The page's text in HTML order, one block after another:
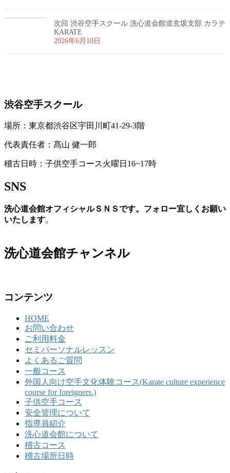
次回 渋谷空手スクール 洗心道会館道玄坂支部 カラテ
KARATE
2026年6月10日
渋谷空手スクール
場所：東京都渋谷区宇田川町41-29-3階
代表責任者：髙山 健一郎
稽古日時：子供空手コース火曜日16~17時
SNS
洗心道会館オフィシャルＳＮＳです。フォロー宜しくお願い
いたします。
洗心道会館チャンネル
コンテンツ
HOME
お問い合わせ
ご利用料金
セミパーソナルレッスン
よくあるご質問
一般コース
外国人向け空手文化体験コース(Karate culture experience
course for foreigners.)
子供空手コース
安全管理について
指導員紹介
洗心道会館について
稽古コース
稽古場所日時